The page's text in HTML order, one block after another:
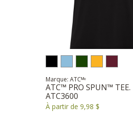
Marque: ATCᴹᶜ
ATC™ PRO SPUN™ TEE.
ATC3600
À partir de 9,98 $